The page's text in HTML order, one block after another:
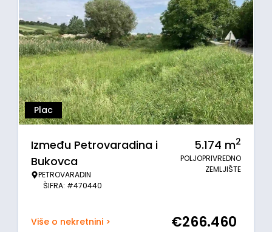
Plac
Između Petrovaradina i
Bukovca
PETROVARADIN
ŠIFRA: #470440
5.174 m2
POLJOPRIVREDNO
ZEMLJIŠTE
Više o nekretnini > €266.460